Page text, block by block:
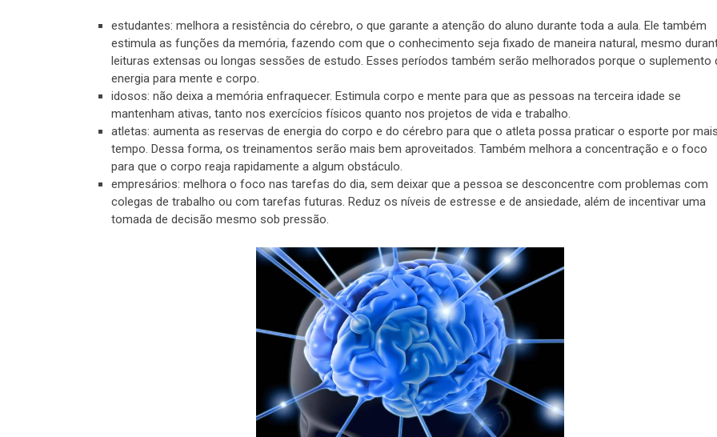
estudantes: melhora a resistência do cérebro, o que garante a atenção do aluno durante toda a aula. Ele também
estimula as funções da memória, fazendo com que o conhecimento seja fixado de maneira natural, mesmo
leituras extensas ou longas sessões de estudo. Esses períodos também serão melhorados porque o suplemento
energia para mente e corpo.
idosos: não deixa a memória enfraquecer. Estimula corpo e mente para que as pessoas na terceira idade se
mantenham ativas, tanto nos exercícios físicos quanto nos projetos de vida e trabalho.
atletas: aumenta as reservas de energia do corpo e do cérebro para que o atleta possa praticar o esporte por
tempo. Dessa forma, os treinamentos serão mais bem aproveitados. Também melhora a concentração e o foco
para que o corpo reaja rapidamente a algum obstáculo.
empresários: melhora o foco nas tarefas do dia, sem deixar que a pessoa se desconcentre com problemas com
colegas de trabalho ou com tarefas futuras. Reduz os níveis de estresse e de ansiedade, além de incentivar uma
tomada de decisão mesmo sob pressão.